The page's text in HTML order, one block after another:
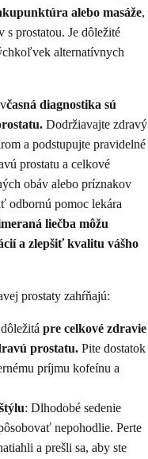
alebo masáže,
s prostatou. Je dôležité
alternatívnych
časná diagnostika sú
Dodržiavajte zdravý
a podstupujte pravidelné
prostatu a celkové
obáv alebo príznakov
odbornú pomoc lekára
liečba môžu
a zlepšiť kvalitu vášho
prostaty zahŕňajú:
pre celkové zdravie
prostatu. Pite dostatok
príjmu kofeínu a
: Dlhodobé sedenie
nepohodlie. Perte
a prešli sa, aby ste